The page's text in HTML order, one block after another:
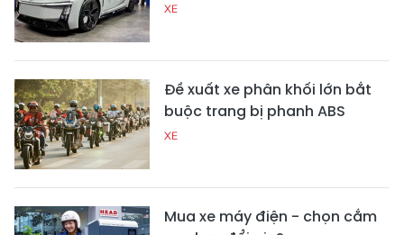
XE
Đề xuất xe phân khối lớn bắt
buộc trang bị phanh ABS
XE
Mua xe máy điện - chọn cắm